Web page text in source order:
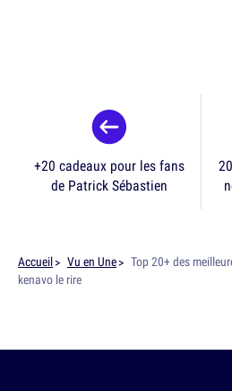
+20 cadeaux pour les fans
de Patrick Sébastien
Accueil Vu en Une
Top 20+ des
kenavo le rire